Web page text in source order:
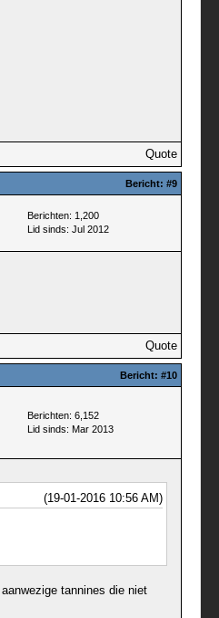
Quote
Bericht: #9
Berichten: 1,200
Lid sinds: Jul 2012
Quote
Bericht: #10
Berichten: 6,152
Lid sinds: Mar 2013
(19-01-2016 10:56 AM)
tannines die niet